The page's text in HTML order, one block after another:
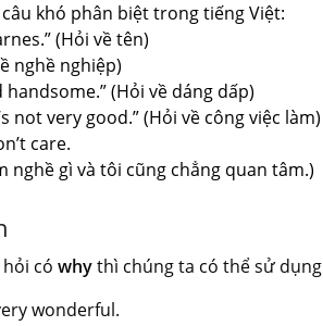
khó phân biệt trong tiếng Việt:
(Hỏi về tên)
nghề nghiệp)
handsome.” (Hỏi về dáng dấp)
not very good.” (Hỏi về công việc làm)
care.
nghề gì và tôi cũng chẳng quan tâm.)
hỏi cówhythì chúng ta có thể sử dụng
wonderful.